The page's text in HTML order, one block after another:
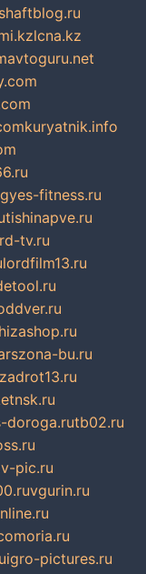
lcna.kz
avtoguru.net
kuryatnik.info
yes-fitness.ru
tishinapve.ru
tv.ru
lordfilm13.ru
bu.ru
doroga.rutb02.ru
pic.ru
vgurin.ru
igro-pictures.ru